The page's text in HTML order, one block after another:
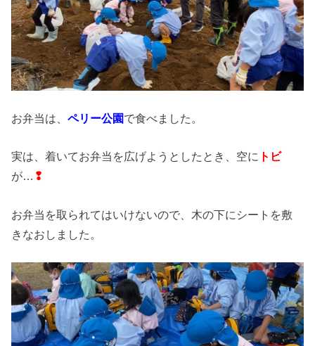
お弁当は、ペリー公園で食べました。
実は、着いてお弁当を広げようとしたとき、空に トビ
が… ❢
お弁当を取られてはいけないので、木の下にシートを敷
きなおしました。